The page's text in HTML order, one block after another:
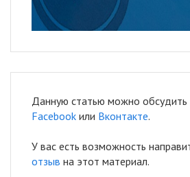
Данную статью можно
Facebook или Вконтакте.
У вас есть возможность
отзыв на этот материал.